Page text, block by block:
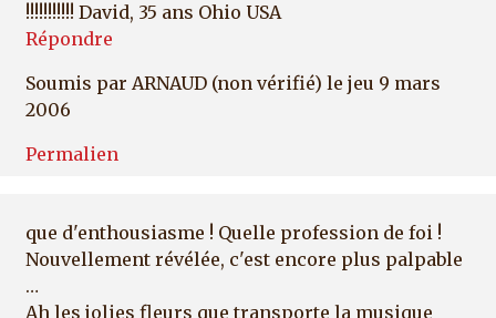
!!!!!!!!!!! David, 35 ans Ohio USA
Répondre
Soumis par ARNAUD (non vérifié) le jeu 9 mars
2006
Permalien
que d'enthousiasme ! Quelle profession de foi !
Nouvellement révélée, c'est encore plus palpable
…
Ah les jolies fleurs que transporte la musique